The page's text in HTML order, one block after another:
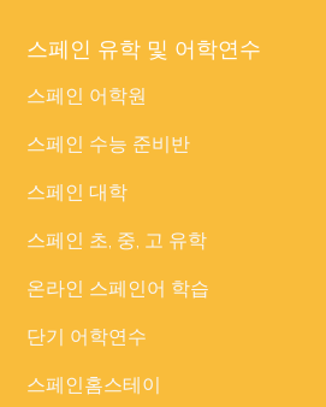
스페인 유학 및 어학연수
스페인 어학원
스페인 수능 준비반
스페인 대학
스페인 초, 중, 고 유학
온라인 스페인어 학습
단기 어학연수
스페인홈스테이